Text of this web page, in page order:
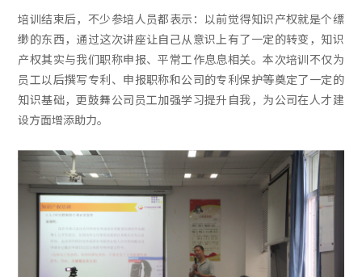
培训结束后，不少参培人员都表示：以前觉得知识产权就是个缥
缈的东西，通过这次讲座让自己从意识上有了一定的转变，知识
产权其实与我们职称申报、平常工作息息相关。本次培训不仅为
员工以后撰写专利、申报职称和公司的专利保护等奠定了一定的
知识基础，更鼓舞公司员工加强学习提升自我，为公司在人才建
设方面增添助力。